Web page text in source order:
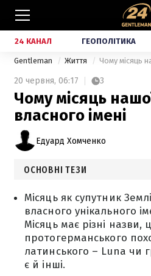
24 КАНАЛ ГЕОПОЛІТИКА
Gentleman Життя
20 червня, 06:17 3
Чому місяць
власного імені
Едуард Хомченко
ОСНОВНІ ТЕЗИ
Місяць як супутник
власного унікального
Місяць має різні назви,
протогерманського
латинського – Luna чи
є й інші.